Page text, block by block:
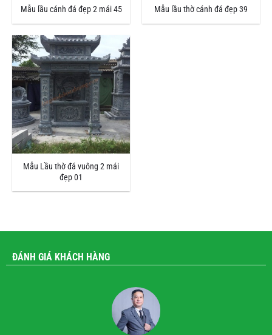
Mẫu lầu cánh đá đẹp 2 mái 45 Mẫu lầu thờ cánh đá đẹp 39
Mẫu Lầu thờ đá vuông 2 mái
đẹp 01
ĐÁNH GIÁ KHÁCH HÀNG